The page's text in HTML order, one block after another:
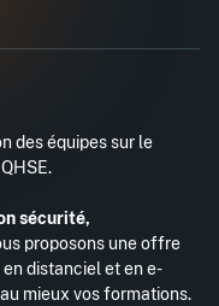
des équipes sur le
sécurité,
proposons une offre
distanciel et en e-
mieux vos formations.